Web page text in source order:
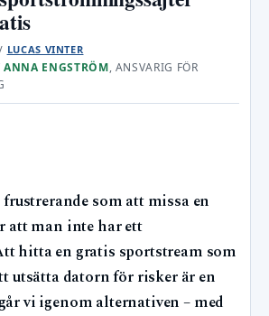
LUCAS VINTER
ANNA ENGSTRÖM, ANSVARIG FÖR
som att missa en
att man inte har ett
hitta en gratis sportstream som
utsätta datorn för risker är en
vi igenom alternativen – med